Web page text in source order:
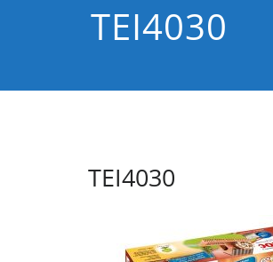
TEI4030
TEI4030